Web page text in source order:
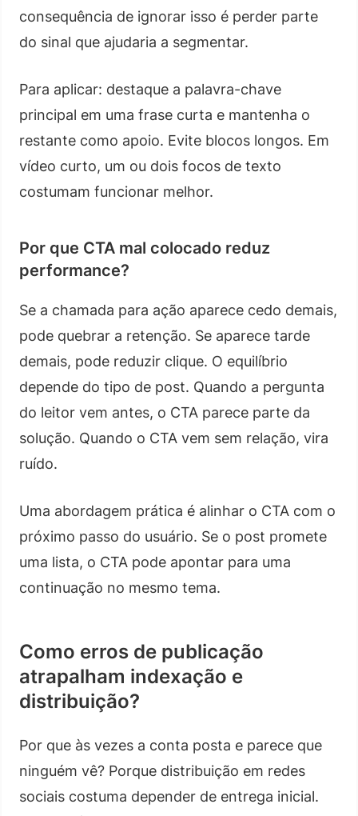
consequência de ignorar isso é perder parte
do sinal que ajudaria a segmentar.
Para aplicar: destaque a palavra-chave
principal em uma frase curta e mantenha o
restante como apoio. Evite blocos longos. Em
vídeo curto, um ou dois focos de texto
costumam funcionar melhor.
Por que CTA mal colocado reduz
performance?
Se a chamada para ação aparece cedo demais,
pode quebrar a retenção. Se aparece tarde
demais, pode reduzir clique. O equilíbrio
depende do tipo de post. Quando a pergunta
do leitor vem antes, o CTA parece parte da
solução. Quando o CTA vem sem relação, vira
ruído.
Uma abordagem prática é alinhar o CTA com o
próximo passo do usuário. Se o post promete
uma lista, o CTA pode apontar para uma
continuação no mesmo tema.
Como erros de publicação
atrapalham indexação e
distribuição?
Por que às vezes a conta posta e parece que
ninguém vê? Porque distribuição em redes
sociais costuma depender de entrega inicial.